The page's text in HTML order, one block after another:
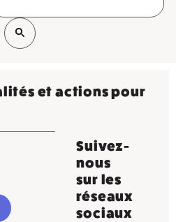
et actions pour
Suivez-
nous
sur les
réseaux
sociaux